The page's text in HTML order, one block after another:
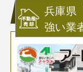
兵庫県
強い業